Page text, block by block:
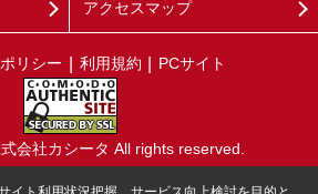
アクセスマップ
リシー 利用規約 PCサイト
会社カシータ All rights reserved.